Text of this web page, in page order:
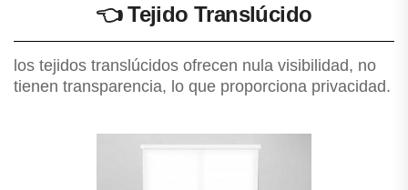
👈Tejido Translúcido
los tejidos translúcidos ofrecen nula visibilidad, no
tienen transparencia, lo que proporciona privacidad.